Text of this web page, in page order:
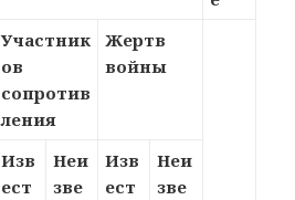
Участник
ов
сопротив
ления
Жертв
войны
Изв
ест
Неи
зве
Изв
ест
Неи
зве